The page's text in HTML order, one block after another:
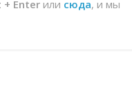
+ Enter или сюда, и мы